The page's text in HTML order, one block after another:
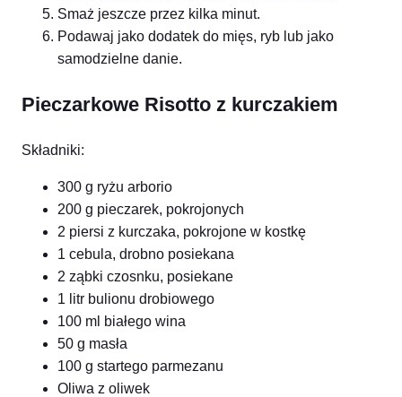
Smaż jeszcze przez kilka minut.
Podawaj jako dodatek do mięs, ryb lub jako
samodzielne danie.
Pieczarkowe Risotto z kurczakiem
Składniki:
300 g ryżu arborio
200 g pieczarek, pokrojonych
2 piersi z kurczaka, pokrojone w kostkę
1 cebula, drobno posiekana
2 ząbki czosnku, posiekane
1 litr bulionu drobiowego
100 ml białego wina
50 g masła
100 g startego parmezanu
Oliwa z oliwek